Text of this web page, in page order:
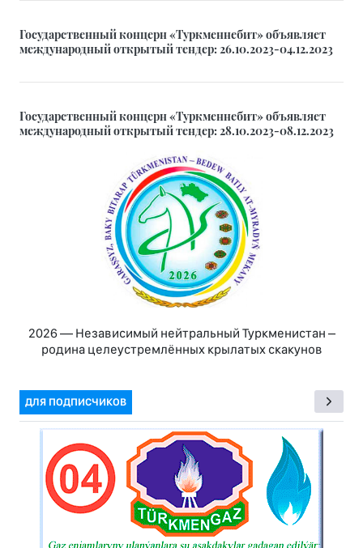
Государственный концерн «Туркменнебит» объявляет
международный открытый тендер: 26.10.2023-04.12.2023
Государственный концерн «Туркменнебит» объявляет
международный открытый тендер: 28.10.2023-08.12.2023
2026 — Независимый нейтральный Туркменистан –
родина целеустремлённых крылатых скакунов
ДЛЯ ПОДПИСЧИКОВ